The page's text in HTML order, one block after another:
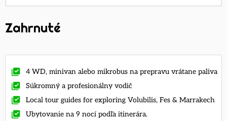
Zahrnuté
4 WD, minivan alebo mikrobus na prepravu vrátane paliva
Súkromný a profesionálny vodič
Local tour guides for exploring Volubilis, Fes & Marrakech
Ubytovanie na 9 nocí podľa itinerára.